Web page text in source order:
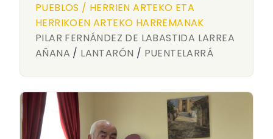
PUEBLOS / HERRIEN ARTEKO ETA
HERRIKOEN ARTEKO HARREMANAK
PILAR FERNÁNDEZ DE LABASTIDA LARREA
AÑANA / LANTARÓN / PUENTELARRÁ